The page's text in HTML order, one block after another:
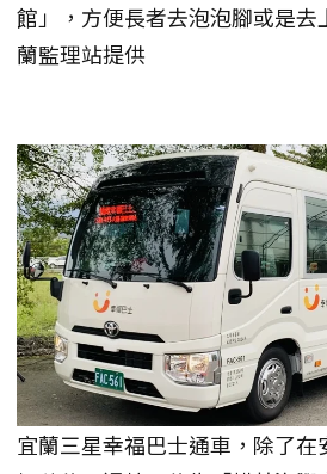
館」，方便長者去泡泡腳或是去
蘭監理站提供
宜蘭三星幸福巴士通車，除了